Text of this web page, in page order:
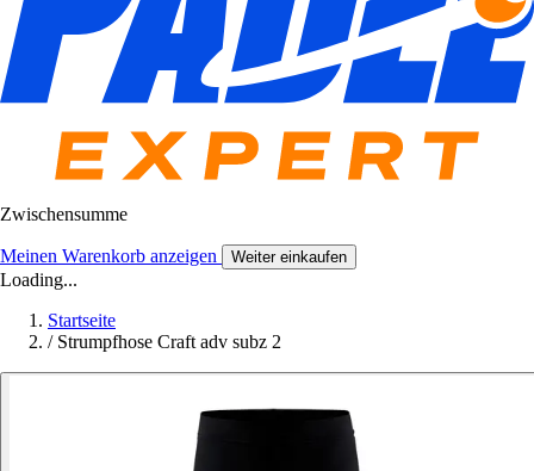
Zwischensumme
Meinen Warenkorb anzeigen Weiter einkaufen
Loading...
Startseite
/ Strumpfhose Craft adv subz 2